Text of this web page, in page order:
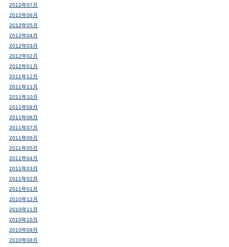
2012年07月
2012年06月
2012年05月
2012年04月
2012年03月
2012年02月
2012年01月
2011年12月
2011年11月
2011年10月
2011年09月
2011年08月
2011年07月
2011年06月
2011年05月
2011年04月
2011年03月
2011年02月
2011年01月
2010年12月
2010年11月
2010年10月
2010年09月
2010年08月